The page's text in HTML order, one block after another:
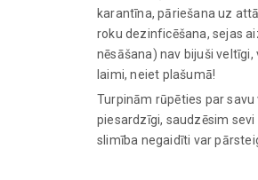
karantīna, pāriešana uz
roku dezinficēšana, sejas
nēsāšana) nav bijuši
laimi, neiet plašumā!
Turpinām rūpēties par savu
piesardzīgi, saudzēsim sevi
slimība negaidīti var